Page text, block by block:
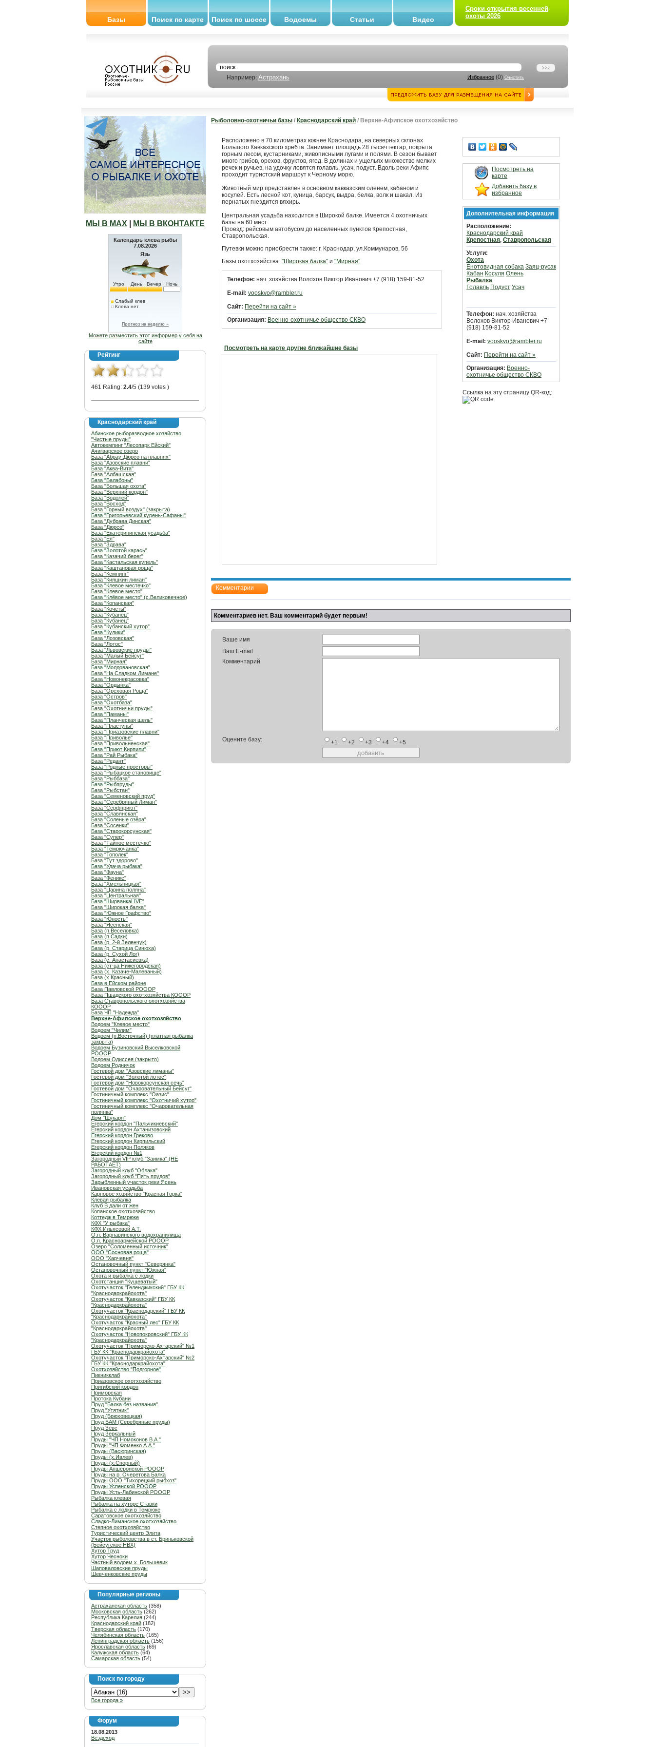
Базы Поиск по карте Поиск по шоссе Водоемы Статьи Видео
Сроки открытия весенней
охоты 2026
Например: Астрахань Избранное (0) Очистить
МЫ В МАХ МЫ В ВКОНТАКТЕ
Календарь клева рыбы
7.08.2026
Язь
Утро День Вечер Ночь
Слабый клев
Клева нет
Прогноз на неделю »
Можете разместить этот информер у себя на
сайте
Рейтинг
461 Rating: 2.4/5 (139 votes )
Краснодарский край
Абинское рыборазводное хозяйство
"Чистые пруды"
Автокемпинг "Лесопарк Ейский"
Ачигварское озеро
База "Абрау-Дюрсо на плавнях"
База "Азовские плавни"
База "Аква-Вита"
База "Албашская"
База "Балабоны"
База "Большая охота"
База "Верхний кордон"
База "Водолей"
База "Восход"
База "Горный воздух" (закрыта)
База "Григорьевский курень-Сафаны"
База "Дубрава Динская"
База "Дюрсо"
База "Екатерининская усадьба"
База "Ея"
База "Здрава"
База "Золотой карась"
База "Казачий берег"
База "Кастальская купель"
База "Каштановая роща"
База "Кемпинг"
База "Кияшкин лиман"
База "Клевое местечко"
База "Клевое место"
База "Клёвое место" (с.Великовечное)
База "Копанская"
База "Кочеты"
База "Кубанец"
База "Кубанец"
База "Кубанский хутор"
База "Кулики"
База "Лозовская"
База "Лотос"
База "Львовские пруды"
База "Малый Бейсуг"
База "Мирная"
База "Молдовановская"
База "На Сладком Лимане"
База "Новонекрасовка"
База "Ордынка"
База "Ореховая Роща"
База "Остров"
База "Охотбаза"
База "Охотничьи пруды"
База "Паманы"
База "Планческая щель"
База "Пластуны"
База "Приазовские плавни"
База "Приволье"
База "Привольненская"
База "Приют Кирпили"
База "Рай Рыбака"
База "Редант"
База "Родные просторы"
База "Рыбацкое становище"
База "Рыббаза"
База "Рыбпруды"
База "Рыбстан"
База "Семеновский пруд"
База "Серебряный Лиман"
База "Серфприют"
База "Славянская"
База "Соленые озёра"
База "Сосенки"
База "Старокорсунская"
База "Супер"
База "Тайное местечко"
База "Темрючанка"
База "Тополек"
База "Тут здорово"
База "Удача рыбака"
База "Фауна"
База "Феникс"
База "Хмельницкая"
База "Царина поляна"
База "Центральная"
База "ШирванкаLIVE"
База "Широкая балка"
База "Южное Графство"
База "Юность"
База "Ясенская"
База (п.Веселовка)
База (п.Садки)
База (р. 2-й Зеленчук)
База (р. Старица Синюха)
База (р. Сухой Лог)
База (с. Анастасиевка)
База (ст-ца Нижегородская)
База (х. Казаче-Малеваный)
База (х.Красный)
База в Ейском районе
База Павловской РОООР
База Пшадского охотхозяйства КОООР
База Ставропольского охотхозяйства
КОООР
База ЧП "Надежда"
Верхне-Афипское охотхозяйство
Водоем "Клевое место"
Водоем "Чилим"
Водоем (п.Восточный) (платная рыбалка
закрыта)
Водоем Бузиновский Выселковской
РОООР
Водоем Одиссея (закрыто)
Водоем Родничок
Гостевой дом "Азовские лиманы"
Гостевой дом "Золотой лотос"
Гостевой дом "Новокорсунская сечь"
Гостевой дом "Очаровательный Бейсуг"
Гостиничный комплекс "Оазис"
Гостиничный комплекс "Охотничий хутор"
Гостиничный комплекс "Очаровательная
полянка"
Дом "Щукаря"
Егерский кордон "Пальчикиевский"
Егерский кордон Ахтанизовский
Егерский кордон Греково
Егерский кордон Кирпильский
Егерский кордон Поляков
Егерский кордон №1
Загородный VIP клуб "Заимка" (НЕ
РАБОТАЕТ)
Загородный клуб "Облака"
Загородный клуб "Пять прудов"
Зарыбленный участок реки Ясень
Ивановская усадьба
Карповое хозяйство "Красная Горка"
Клевая рыбалка
Клуб В дали от жен
Копанское охотхозяйство
Коттедж в Темрюке
КФХ "У рыбака"
КФХ Ильясовой А.Т.
О.п. Варнавинского водохранилища
О.п. Красноармейской РОООР
Озеро "Соломенный источник"
ООО "Сосновая роща"
ООО "Харчевня"
Остановочный пункт "Северянка"
Остановочный пункт "Южная"
Охота и рыбалка с лодки
Охотстанция "Кущеватый"
Охотучасток "Геленджикский" ГБУ КК
"Краснодаркрайохота"
Охотучасток "Кавказский" ГБУ КК
"Краснодаркрайохота"
Охотучасток "Краснодарский" ГБУ КК
"Краснодаркрайохота"
Охотучасток "Красный лес" ГБУ КК
"Краснодаркрайохота"
Охотучасток "Новопокровский" ГБУ КК
"Краснодаркрайохота"
Охотучасток "Приморско-Ахтарский" №1
ГБУ КК "Краснодаркрайохота"
Охотучасток "Приморско-Ахтарский" №2
ГБУ КК "Краснодаркрайохота"
Охотхозяйство "Подгорное"
Пикникклаб
Приазовское охотхозяйство
Пригибский кордон
Приморская
Протока Кубани
Пруд "Балка без названия"
Пруд "Утятник"
Пруд (Брюховецкая)
Пруд БАМ (Серебряные пруды)
Пруд Зевс
Пруд Зеркальный
Пруды "ЧП Номоконов В.А."
Пруды "ЧП Фоменко А.А."
Пруды (Васюринская)
Пруды (х.Ивлев)
Пруды (х.Спорный)
Пруды Апшеронской РОООР
Пруды на р. Очеретова Балка
Пруды ООО "Тихорецкий рыбхоз"
Пруды Успенской РОООР
Пруды Усть-Лабинской РОООР
Рыбалка клевая
Рыбалка на хуторе Ставки
Рыбалка с лодки в Темрюке
Саратовское охотхозяйство
Сладко-Лиманское охотхозяйство
Степное охотхозяйство
Туристический центр Элита
Участок рыболовства в ст. Бриньковской
(Бейсугское НВХ)
Хутор Труд
Хутор Чесноки
Частный водоем х. Большевик
Шаповаловские пруды
Шевченковские пруды
Популярные регионы
Астраханская область (358)
Московская область (262)
Республика Карелия (244)
Краснодарский край (182)
Тверская область (170)
Челябинская область (165)
Ленинградская область (156)
Ярославская область (69)
Калужская область (64)
Самарская область (54)
Поиск по городу
Все города »
Форум
18.08.2013
Вездеход
Рыболовно-охотничьи базы / Краснодарский край / Верхне-Афипское охотхозяйство
Расположено в 70 километрах южнее Краснодара, на северных склонах
Большого Кавказского хребта. Занимает площадь 28 тысяч гектар, покрыта
горным лесом, кустарниками, живописными лугами и полями. В сезон бывает
много грибов, орехов, фруктов, ягод. В долинах и ущельях множество мелких
речек и ручьев, на удочку ловятся голавль, усач, подуст. Вдоль реки Афипс
проходит туристский маршрут к Черному морю.
Животный мир представлен в основном кавказским оленем, кабаном и
косулей. Есть лесной кот, куница, барсук, выдра, белка, волк и шакал. Из
пернатых гнездится вяхирь.
Центральная усадьба находится в Широкой балке. Имеется 4 охотничьих
базы на 60 мест.
Проезд: рейсовым автобусом до населенных пунктов Крепостная,
Ставропольская.
Путевки можно приобрести также: г. Краснодар, ул.Коммунаров, 56
Базы охотхозяйства: "Широкая балка" и "Мирная".
Телефон: нач. хозяйства Волохов Виктор Иванович +7 (918) 159-81-52
E-mail: vooskvo@rambler.ru
Сайт: Перейти на сайт »
Организация: Военно-охотничье общество СКВО
Посмотреть на карте другие ближайшие базы
Посмотреть на
карте
Добавить базу в
избранное
Дополнительная информация
Расположение:
Краснодарский край
Крепостная, Ставропольская
Услуги:
Охота
Енотовидная собака Заяц-русак
Кабан Косуля Олень
Рыбалка
Голавль Подуст Усач
Телефон: нач. хозяйства
Волохов Виктор Иванович +7
(918) 159-81-52
E-mail: vooskvo@rambler.ru
Сайт: Перейти на сайт »
Организация: Военно-
охотничье общество СКВО
Ссылка на эту страницу QR-код:
Комментарии
Комментариев нет. Ваш комментарий будет первым!
Ваше имя
Ваш E-mail
Комментарий
Оцените базу: +1 +2 +3 +4 +5